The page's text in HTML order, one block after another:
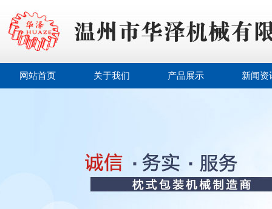
网站首页 关于我们 产品展示 新闻资